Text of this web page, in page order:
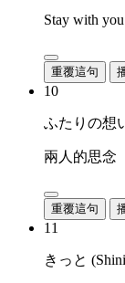
Stay with
重覆這句
10
ふたりの想
兩人的思念
重覆這句
11
きっと